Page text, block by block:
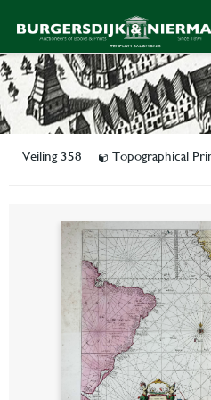
Veiling 358 Topographical